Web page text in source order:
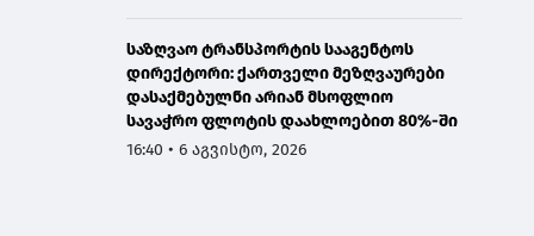
საზღვაო ტრანსპორტის სააგენტოს
დირექტორი: ქართველი მეზღვაურები
დასაქმებულნი არიან მსოფლიო
სავაჭრო ფლოტის დაახლოებით 80%-ში
16:40 • 6 აგვისტო, 2026